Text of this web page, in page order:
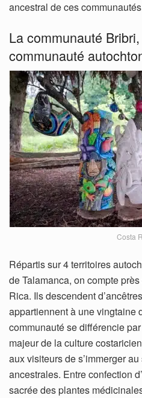
ancestral de ces
La communauté
communauté
Costa
Répartis sur 4 territoires
de Talamanca, on compte
Rica. Ils descendent
appartiennent à une vingtaine
communauté se différencie
majeur de la culture
aux visiteurs de s’immerger
ancestrales. Entre confection
sacrée des plantes